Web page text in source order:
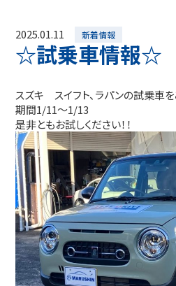
2025.01.11 新着情報
☆試乗車情報☆
スズキ スイフト、ラパンの試乗車を
期間1/11～1/13
是非ともお試しください！！